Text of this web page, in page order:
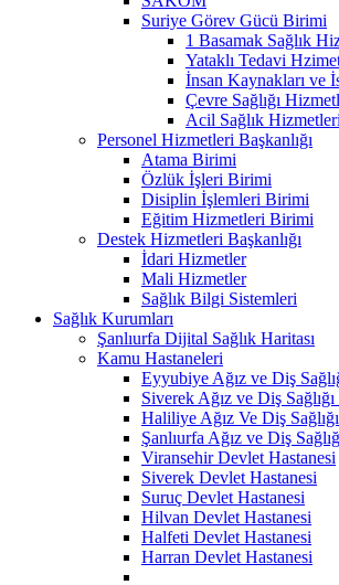
Suriye Görev Gücü Birimi
1 Basamak Sağlık
Yataklı Tedavi
İnsan Kaynakları ve
Çevre Sağlığı
Acil Sağlık
Personel Hizmetleri Başkanlığı
Atama Birimi
Özlük İşleri Birimi
Disiplin İşlemleri Birimi
Eğitim Hizmetleri Birimi
Destek Hizmetleri Başkanlığı
İdari Hizmetler
Mali Hizmetler
Sağlık Bilgi Sistemleri
Sağlık Kurumları
Şanlıurfa Dijital Sağlık Haritası
Kamu Hastaneleri
Eyyubiye Ağız ve Diş
Siverek Ağız ve Diş
Haliliye Ağız Ve Diş
Şanlıurfa Ağız ve Diş
Viransehir Devlet Hastanesi
Siverek Devlet Hastanesi
Suruç Devlet Hastanesi
Hilvan Devlet Hastanesi
Halfeti Devlet Hastanesi
Harran Devlet Hastanesi